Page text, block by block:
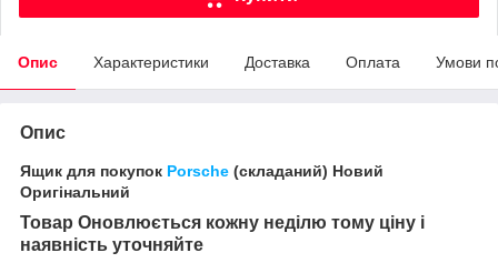
Опис Характеристики Доставка Оплата Умови
Опис
Ящик для покупок Porsche (складаний) Новий
Оригінальний
Товар Оновлюється кожну неділю тому ціну і
наявність уточняйте